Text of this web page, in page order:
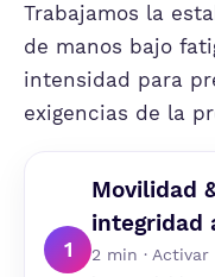
Trabajamos la
de manos bajo
intensidad para
exigencias de la
1
Movilidad
integridad
2 min ·